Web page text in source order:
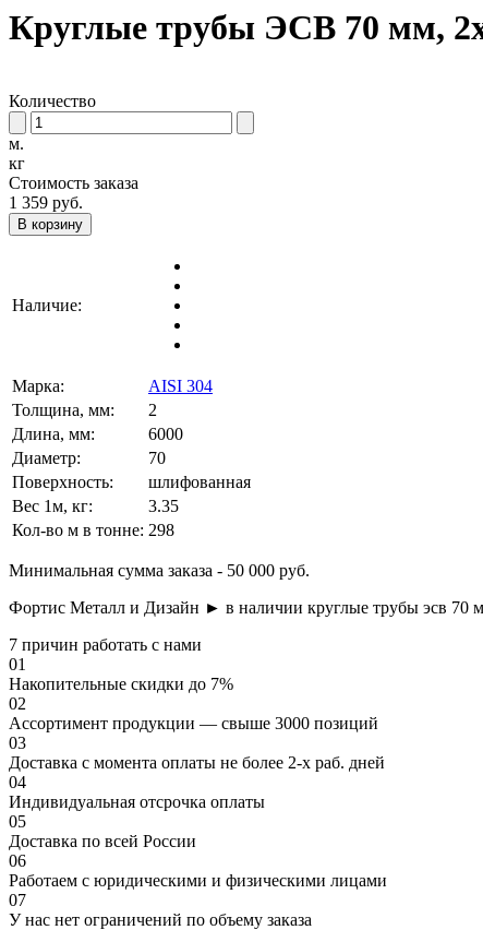
Круглые трубы ЭСВ 70 мм,
Количество
м.
кг
Стоимость заказа
1 359 руб.
В корзину
Наличие:
Марка:
AISI 304
Толщина, мм:
2
Длина, мм:
6000
Диаметр:
70
Поверхность:
шлифованная
Вес 1м, кг:
3.35
Кол-во м в тонне: 298
Минимальная сумма заказа - 50 000 руб.
Фортис Металл и Дизайн ► в наличии круглые трубы эсв 70
7 причин работать с нами
01
Накопительные скидки до 7%
02
Ассортимент продукции — свыше 3000 позиций
03
Доставка с момента оплаты не более 2-х раб. дней
04
Индивидуальная отсрочка оплаты
05
Доставка по всей России
06
Работаем с юридическими и физическими лицами
07
У нас нет ограничений по объему заказа